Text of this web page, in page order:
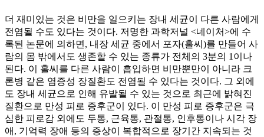
더 재미있는 것은 비만을 일으키는 장내 세균이 다른 사람에게
전염될 수도 있다는 것이다. 저명한 과학저널 <네이처>에 수
록된 논문에 의하면, 내장 세균 중에서 포자(홀씨)를 만들어 사
람의 몸 밖에서도 생존할 수 있는 종류가 전체의 3분의 1이나
된다. 이 홀씨를 다른 사람이 흡입하면 비만뿐만이 아니라 크
론병 같은 염증성 장질환도 전염될 수 있다는 것이다. 그 외에
도 장내 세균으로 인해 유발될 수 있는 것으로 최근에 밝혀진
질환으로 만성 피로 증후군이 있다. 이 만성 피로 증후군은 극
심한 피로감 외에도 두통, 근육통, 관절통, 인후통이나 시각 장
애, 기억력 장애 등의 증상이 복합적으로 장기간 지속되는 것